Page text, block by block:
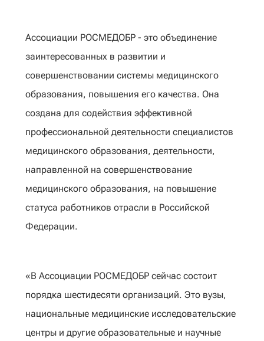
Ассоциации РОСМЕДОБР - это объединение
заинтересованных в развитии и
совершенствовании системы медицинского
образования, повышения его качества. Она
создана для содействия эффективной
профессиональной деятельности специалистов
медицинского образования, деятельности,
направленной на совершенствование
медицинского образования, на повышение
статуса работников отрасли в Российской
Федерации.
«В Ассоциации РОСМЕДОБР сейчас состоит
порядка шестидесяти организаций. Это вузы,
национальные медицинские исследовательские
центры и другие образовательные и научные